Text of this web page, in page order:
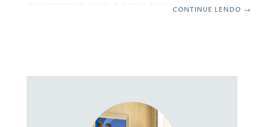
meus tempos de escola. E dentro desse contexto de
CONTINUE LENDO →